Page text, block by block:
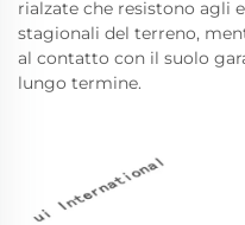
rialzate che resistono agli
stagionali del terreno,
al contatto con il suolo
lungo termine.